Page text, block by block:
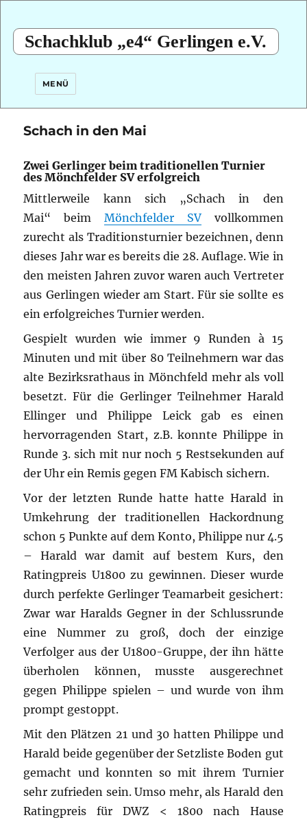
Schachklub „e4“ Gerlingen e.V.
MENÜ
Schach in den Mai
Zwei Gerlinger beim traditionellen Turnier
des Mönchfelder SV erfolgreich
Mittlerweile kann sich „Schach in den
Mai“ beim Mönchfelder SVvollkommen
zurecht als Traditionsturnier bezeichnen, denn
dieses Jahr war es bereits die 28. Auflage. Wie in
den meisten Jahren zuvor waren auch Vertreter
aus Gerlingen wieder am Start. Für sie sollte es
ein erfolgreiches Turnier werden.
Gespielt wurden wie immer 9 Runden à 15
Minuten und mit über 80 Teilnehmern war das
alte Bezirksrathaus in Mönchfeld mehr als voll
besetzt. Für die Gerlinger Teilnehmer Harald
Ellinger und Philippe Leick gab es einen
hervorragenden Start, z.B. konnte Philippe in
Runde 3. sich mit nur noch 5 Restsekunden auf
der Uhr ein Remis gegen FM Kabisch sichern.
Vor der letzten Runde hatte hatte Harald in
Umkehrung der traditionellen Hackordnung
schon 5 Punkte auf dem Konto, Philippe nur 4.5
– Harald war damit auf bestem Kurs, den
Ratingpreis U1800 zu gewinnen. Dieser wurde
durch perfekte Gerlinger Teamarbeit gesichert:
Zwar war Haralds Gegner in der Schlussrunde
eine Nummer zu groß, doch der einzige
Verfolger aus der U1800-Gruppe, der ihn hätte
überholen können, musste ausgerechnet
gegen Philippe spielen – und wurde von ihm
prompt gestoppt.
Mit den Plätzen 21 und 30 hatten Philippe und
Harald beide gegenüber der Setzliste Boden gut
gemacht und konnten so mit ihrem Turnier
sehr zufrieden sein. Umso mehr, als Harald den
Ratingpreis für DWZ < 1800 nach Hause